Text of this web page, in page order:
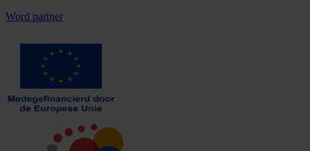
Word partner